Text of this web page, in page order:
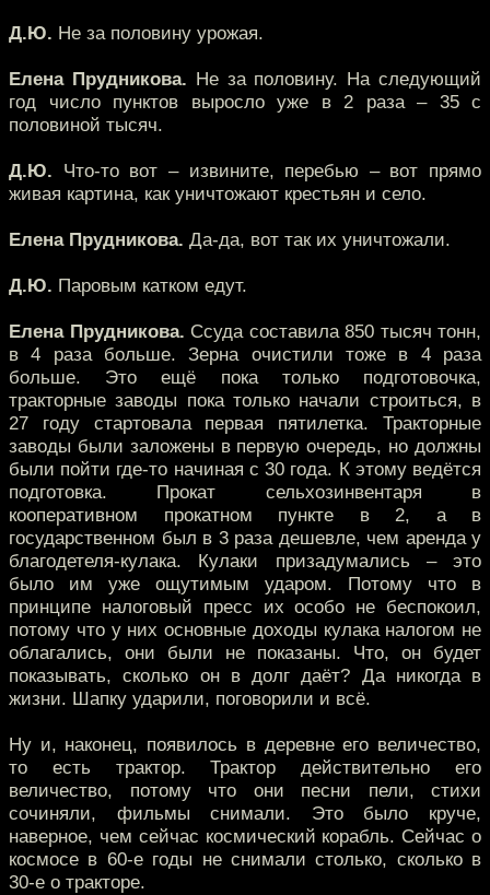
Д.Ю. Не за половину урожая.
Елена Прудникова. Не за половину. На следующий
год число пунктов выросло уже в 2 раза – 35 с
половиной тысяч.
Д.Ю. Что-то вот – извините, перебью – вот прямо
живая картина, как уничтожают крестьян и село.
Елена Прудникова. Да-да, вот так их уничтожали.
Д.Ю. Паровым катком едут.
Елена Прудникова. Ссуда составила 850 тысяч тонн,
в 4 раза больше. Зерна очистили тоже в 4 раза
больше. Это ещё пока только подготовочка,
тракторные заводы пока только начали строиться, в
27 году стартовала первая пятилетка. Тракторные
заводы были заложены в первую очередь, но должны
были пойти где-то начиная с 30 года. К этому ведётся
подготовка. Прокат сельхозинвентаря в
кооперативном прокатном пункте в 2, а в
государственном был в 3 раза дешевле, чем аренда у
благодетеля-кулака. Кулаки призадумались – это
было им уже ощутимым ударом. Потому что в
принципе налоговый пресс их особо не беспокоил,
потому что у них основные доходы кулака налогом не
облагались, они были не показаны. Что, он будет
показывать, сколько он в долг даёт? Да никогда в
жизни. Шапку ударили, поговорили и всё.
Ну и, наконец, появилось в деревне его величество,
то есть трактор. Трактор действительно его
величество, потому что они песни пели, стихи
сочиняли, фильмы снимали. Это было круче,
наверное, чем сейчас космический корабль. Сейчас о
космосе в 60-е годы не снимали столько, сколько в
30-е о тракторе.